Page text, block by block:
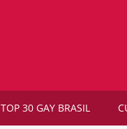
TOP 30 GAY BRASIL